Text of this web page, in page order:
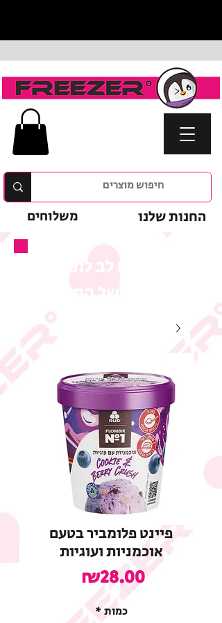
החנות שלנו משלוחים
המבצע של המוצר
פיינט פלומביר בטעם
אוכמניות ועוגיות
₪28.00
כמות *